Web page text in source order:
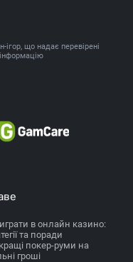
ігор, що надає перевірені
в онлайн казино:
та поради
покер-руми на
гроші